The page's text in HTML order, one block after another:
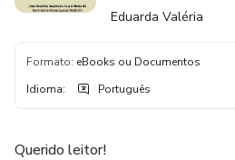
Eduarda Valéria
Formato: eBooks ou Documentos
Idioma: Português
Querido leitor!